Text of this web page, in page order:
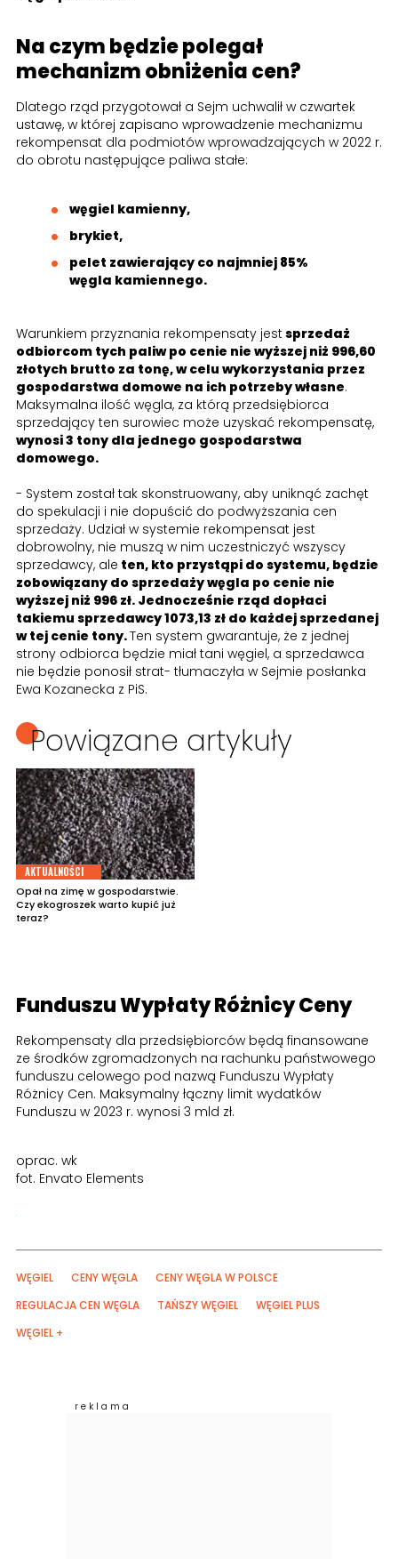
Na czym będzie polegał
mechanizm obniżenia cen?
Dlatego rząd przygotował a Sejm uchwalił w czwartek
ustawę, w której zapisano wprowadzenie mechanizmu
rekompensat dla podmiotów wprowadzających w 2022 r.
do obrotu następujące paliwa stałe:
węgiel kamienny,
brykiet,
pelet zawierający co najmniej 85%
węgla kamiennego.
Warunkiem przyznania rekompensaty jestsprzedaż
odbiorcom tych paliw po cenie nie wyższej niż 996,60
złotych brutto za tonę, w celu wykorzystania przez
gospodarstwa domowe na ich potrzeby własne.
Maksymalna ilość węgla, za którą przedsiębiorca
sprzedający ten surowiec może uzyskać rekompensatę,
wynosi 3 tony dla jednego gospodarstwa
domowego.
- System został tak skonstruowany, aby uniknąć zachęt
do spekulacji i nie dopuścić do podwyższania cen
sprzedaży. Udział w systemie rekompensat jest
dobrowolny, nie muszą w nim uczestniczyć wszyscy
sprzedawcy, ale ten, kto przystąpi do systemu, będzie
zobowiązany do sprzedaży węgla po cenie nie
wyższej niż 996 zł. Jednocześnie rząd dopłaci
takiemu sprzedawcy 1073,13 zł do każdej sprzedanej
w tej cenie tony.Ten system gwarantuje, że z jednej
strony odbiorca będzie miał tani węgiel, a sprzedawca
nie będzie ponosił strat- tłumaczyła w Sejmie posłanka
Ewa Kozanecka z PiS.
Powiązane artykuły
AKTUALNOŚCI
Opał na zimę w gospodarstwie.
Czy ekogroszek warto kupić już
teraz?
Funduszu Wypłaty Różnicy Ceny
Rekompensaty dla przedsiębiorców będą finansowane
ze środków zgromadzonych na rachunku państwowego
funduszu celowego pod nazwą Funduszu Wypłaty
Różnicy Cen. Maksymalny łączny limit wydatków
Funduszu w 2023 r. wynosi 3 mld zł.
oprac. wk
fot. Envato Elements
WĘGIEL CENY WĘGLA
CENY WĘGLA W POLSCE
REGULACJA CEN WĘGLA
TAŃSZY WĘGIEL
WĘGIEL PLUS
WĘGIEL +